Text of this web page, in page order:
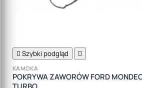
 Szybki podgląd 
KAMOKA
POKRYWA ZAWORÓW FORD